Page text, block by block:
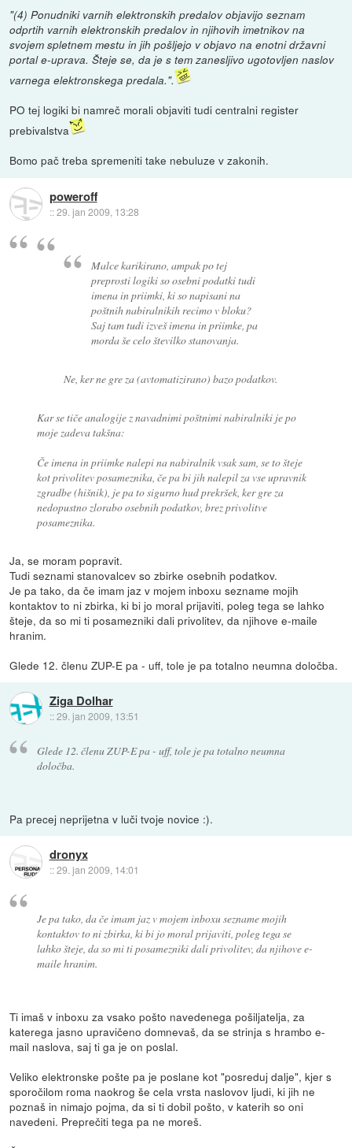
"(4) Ponudniki varnih elektronskih predalov objavijo seznam
odprtih varnih elektronskih predalov in njihovih imetnikov na
svojem spletnem mestu in jih pošljejo v objavo na enotni državni
portal e-uprava. Šteje se, da je s tem zanesljivo ugotovljen naslov
varnega elektronskega predala.".
PO tej logiki bi namreč morali objaviti tudi centralni register
prebivalstva
Bomo pač treba spremeniti take nebuluze v zakonih.
poweroff
::29. jan 2009, 13:28
Malce karikirano, ampak po tej
preprosti logiki so osebni podatki tudi
imena in priimki, ki so napisani na
poštnih nabiralnikih recimo v bloku?
Saj tam tudi izveš imena in priimke, pa
morda še celo številko stanovanja.
Ne, ker ne gre za (avtomatizirano) bazo podatkov.
Kar se tiče analogije z navadnimi poštnimi nabiralniki je po
moje zadeva takšna:
Če imena in priimke nalepi na nabiralnik vsak sam, se to šteje
kot privolitev posameznika, če pa bi jih nalepil za vse upravnik
zgradbe (hišnik), je pa to sigurno hud prekršek, ker gre za
nedopustno zlorabo osebnih podatkov, brez privolitve
posameznika.
Ja, se moram popravit.
Tudi seznami stanovalcev so zbirke osebnih podatkov.
Je pa tako, da če imam jaz v mojem inboxu sezname mojih
kontaktov to ni zbirka, ki bi jo moral prijaviti, poleg tega se lahko
šteje, da so mi ti posamezniki dali privolitev, da njihove e-maile
hranim.
Glede 12. členu ZUP-E pa - uff, tole je pa totalno neumna določba.
Ziga Dolhar
::29. jan 2009, 13:51
Glede 12. členu ZUP-E pa - uff, tole je pa totalno neumna
določba.
Pa precej neprijetna v luči tvoje novice :).
dronyx
::29. jan 2009, 14:01
Je pa tako, da če imam jaz v mojem inboxu sezname mojih
kontaktov to ni zbirka, ki bi jo moral prijaviti, poleg tega se
lahko šteje, da so mi ti posamezniki dali privolitev, da njihove e-
maile hranim.
Ti imaš v inboxu za vsako pošto navedenega pošiljatelja, za
katerega jasno upravičeno domnevaš, da se strinja s hrambo e-
mail naslova, saj ti ga je on poslal.
Veliko elektronske pošte pa je poslane kot "posreduj dalje", kjer s
sporočilom roma naokrog še cela vrsta naslovov ljudi, ki jih ne
poznaš in nimajo pojma, da si ti dobil pošto, v katerih so oni
navedeni. Preprečiti tega pa ne moreš.